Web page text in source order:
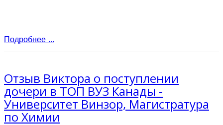
Подробнее ...
Отзыв Виктора о поступлении
дочери в ТОП ВУЗ Канады -
Университет Винзор, Магистратура
по Химии